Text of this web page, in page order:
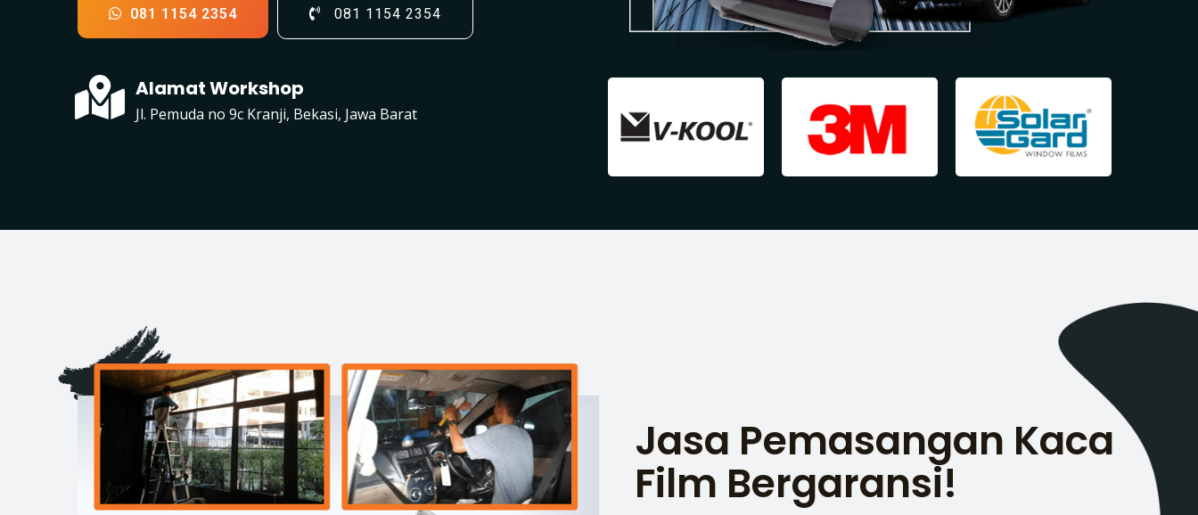
081 1154 2354 081 1154 2354
Alamat Workshop
Jl. Pemuda no 9c Kranji, Bekasi, Jawa Barat
Jasa Pemasangan Kaca
Film Bergaransi!